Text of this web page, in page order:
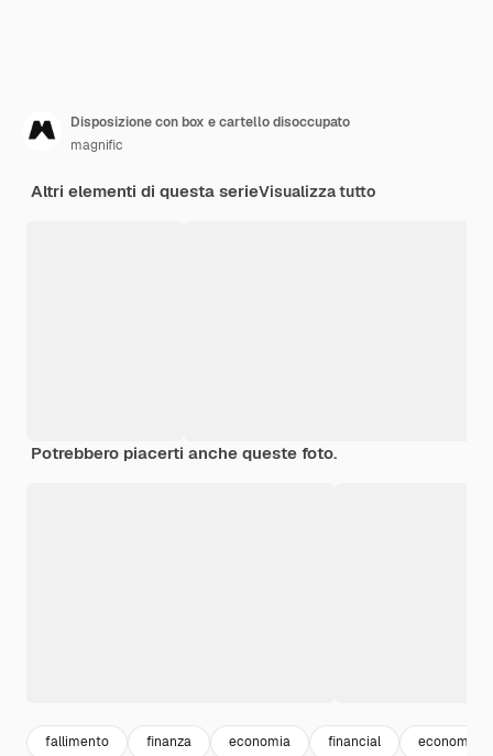
Disposizione con box e cartello disoccupato
magnific
Altri elementi di questa serieVisualizza tutto
Potrebbero piacerti anche queste foto.
fallimento finanza economia financial economy